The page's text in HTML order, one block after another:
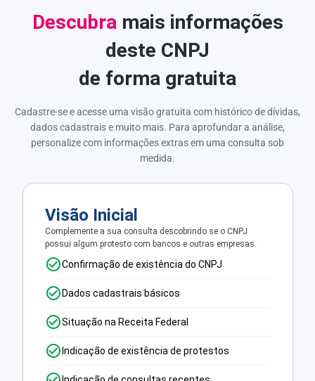
Descubra mais informações
deste CNPJ
de forma gratuita
Cadastre-se e acesse uma visão gratuita com histórico de dívidas,
dados cadastrais e muito mais. Para aprofundar a análise,
personalize com informações extras em uma consulta sob
medida.
Visão Inicial
Complemente a sua consulta descobrindo se o CNPJ
possui algum protesto com bancos e outras empresas.
Confirmação de existência do CNPJ
Dados cadastrais básicos
Situação na Receita Federal
Indicação de existência de protestos